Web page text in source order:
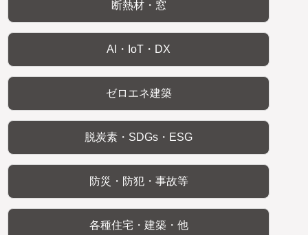
断熱材・窓
AI・IoT・DX
ゼロエネ建築
脱炭素・SDGs・ESG
防災・防犯・事故等
各種住宅・建築・他